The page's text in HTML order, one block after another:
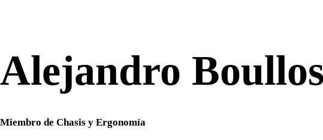
contenido
Alejandro
Miembro de Chasis y Ergonomía